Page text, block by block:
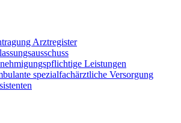
Arztregister
Leistungen
spezialfachärztliche Versorgung